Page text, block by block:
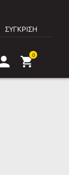
ΣΥΓΚΡΙΣΗ
0